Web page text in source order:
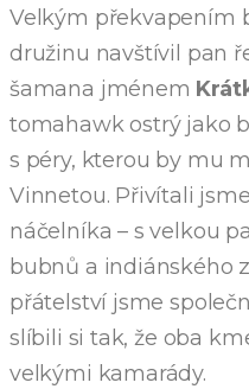
Velkým překvapením
družinu navštívil pan
šamana jménem
tomahawk ostrý jako
s péry, kterou by mu
Vinnetou. Přivítali
náčelníka – s velkou
bubnů a indiánského
přátelství jsme
slíbili si tak, že oba
velkými kamarády.